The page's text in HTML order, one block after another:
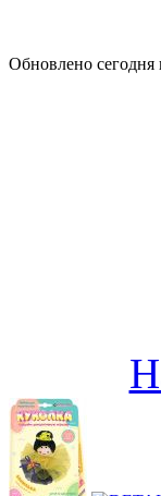
Обновлено сегодня